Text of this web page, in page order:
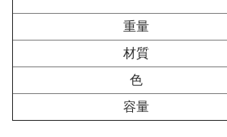
重量
材質
色
容量